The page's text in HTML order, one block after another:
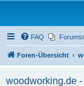
FAQ
Foren-Übersicht
woodworking.de